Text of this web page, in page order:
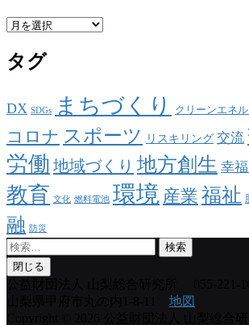
ア
カ
イ
タグ
DX SDGs まちづくり クリーンエネ
コロナ スポーツ リスキリング 交流
労働 地域づくり 地方創生 幸
教育 文化 燃料電池 環境 産業 福祉
融
防災
検
索:閉じる
地図